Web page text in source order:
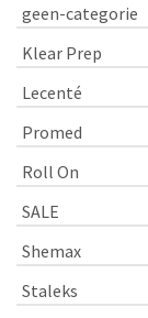
geen-categorie
Klear Prep
Lecenté
Promed
Roll On
SALE
Shemax
Staleks